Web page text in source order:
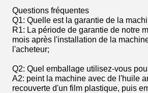
Questions fréquentes
Q1: Quelle est la garantie de la
R1: La période de garantie de notre
mois après l'installation de la
l'acheteur;
Q2: Quel emballage utilisez-vous
A2: peint la machine avec de l'huile
recouverte d'un film plastique, puis